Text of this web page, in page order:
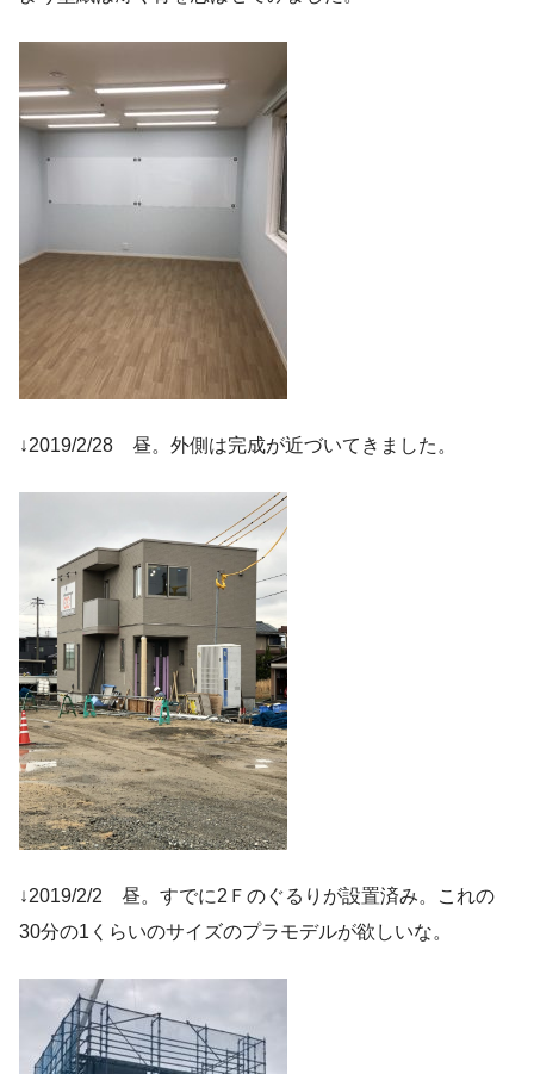
↓2019/2/28 昼。外側は完成が近づいてきました。
↓2019/2/2 昼。すでに2Ｆのぐるりが設置済み。これの
30分の1くらいのサイズのプラモデルが欲しいな。